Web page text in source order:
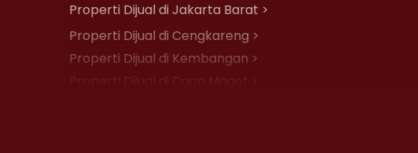
Properti Dijual di Jakarta Barat >
Properti Dijual di Cengkareng >
Properti Dijual di Kembangan >
Properti Dijual di Daan Mogot >